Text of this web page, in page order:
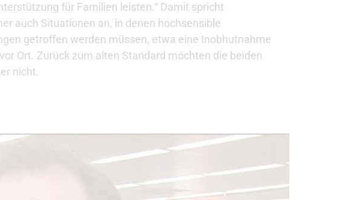
für Familien leisten.“ Damit spricht
auch Situationen an, in denen hochsensible
getroffen werden müssen, etwa eine Inobhutnahme
Ort. Zurück zum alten Standard möchten die beiden
nicht.